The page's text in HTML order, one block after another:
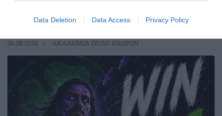
Data Deletion Data Access Privacy Policy
οκτάδας.
06.08.2026 ΑΚΑΔΗΜΙΑ ΠΟΛΟ ΑΝΔΡΩΝ